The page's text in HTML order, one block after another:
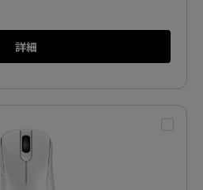
詳細